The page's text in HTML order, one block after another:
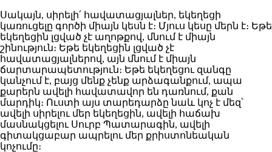
Սակայն, սիրելի՛ հավատացյալներ, եկեղեցի
կառուցելը գործի միայն կեսն է։ Մյուս կեսը մերն է։ Եթե
եկեղեցին լցված չէ աղոթքով, մնում է միայն
շինություն։ Եթե եկեղեցին լցված չէ
հավատացյալներով, այն մնում է միայն
ճարտարապետություն։ Եթե եկեղեցու զանգը
կանչում է, բայց մենք չենք արձագանքում, ապա
քարերն ավելի հավատավոր են դառնում, քան
մարդիկ։ Ուստի այս տարեդարձը նաև կոչ է մեզ՝
ավելի սիրելու մեր եկեղեցին, ավելի հաճախ
մասնակցելու Սուրբ Պատարագին, ավելի
գիտակցաբար ապրելու մեր քրիստոնեական
կոչումը։